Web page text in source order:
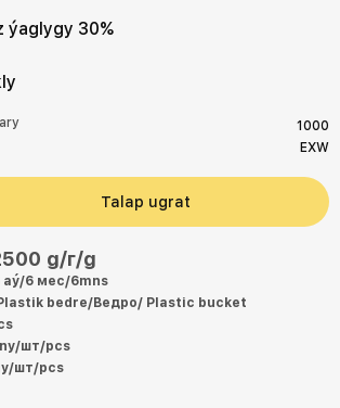
ýaglygy 30%
1000
EXW
Talap ugrat
g/г/g
aý/6 мес/6mns
bedre/Ведро/ Plastic bucket
шт/pcs
шт/pcs